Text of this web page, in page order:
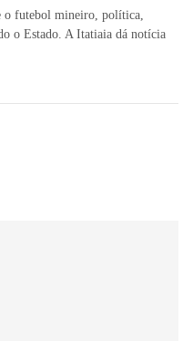
o futebol mineiro, política,
o Estado. A Itatiaia dá notícia